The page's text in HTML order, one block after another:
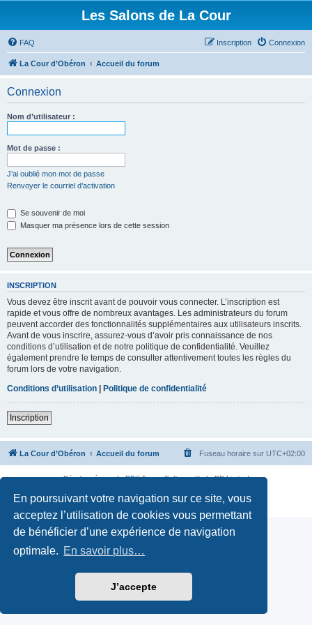
En poursuivant votre navigation sur ce site, vous
acceptez l’utilisation de cookies vous permettant
de bénéficier d’une expérience de navigation
optimale. En savoir plus…
J’accepte
Les Salons de La Cour
FAQ Connexion
Inscription
La Cour d’Obéron Accueil du forum
Connexion
Nom d’utilisateur :
Mot de passe :
J’ai oublié mon mot de passe
Renvoyer le courriel d’activation
Se souvenir de moi
Masquer ma présence lors de cette session
INSCRIPTION
Vous devez être inscrit avant de pouvoir vous connecter. L’inscription est
rapide et vous offre de nombreux avantages. Les administrateurs du forum
peuvent accorder des fonctionnalités supplémentaires aux utilisateurs inscrits.
Avant de vous inscrire, assurez-vous d’avoir pris connaissance de nos
conditions d’utilisation et de notre politique de confidentialité. Veuillez
également prendre le temps de consulter attentivement toutes les règles du
forum lors de votre navigation.
Conditions d’utilisation | Politique de confidentialité
Inscription
La Cour d’Obéron Accueil du forum Fuseau horaire sur UTC+02:00
Développé parphpBB® Forum Software © phpBB Limited
Confidentialité| Conditions